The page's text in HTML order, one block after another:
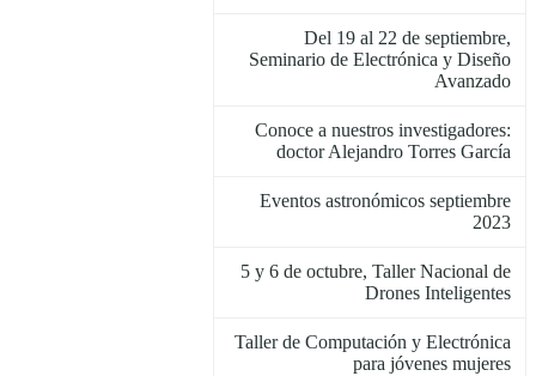
Del 19 al 22 de septiembre,
Seminario de Electrónica y Diseño
Avanzado
Conoce a nuestros investigadores:
doctor Alejandro Torres García
Eventos astronómicos septiembre
2023
5 y 6 de octubre, Taller Nacional de
Drones Inteligentes
Taller de Computación y Electrónica
para jóvenes mujeres